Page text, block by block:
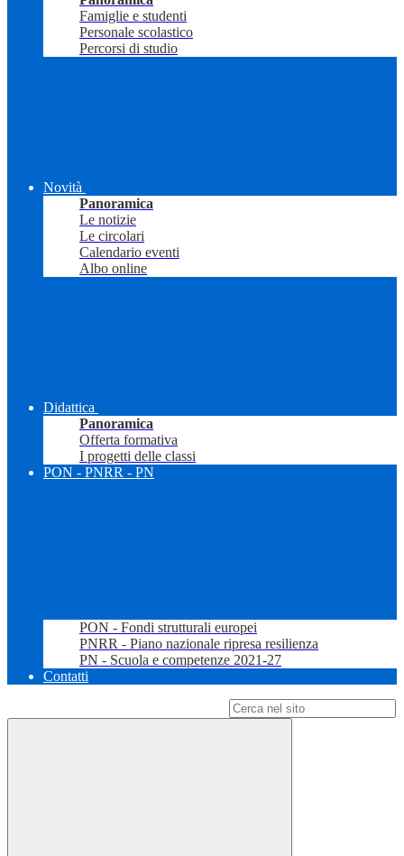
Famiglie e studenti
Personale scolastico
Percorsi di studio
Novità
Panoramica
Le notizie
Le circolari
Calendario eventi
Albo online
Didattica
Panoramica
Offerta formativa
I progetti delle classi
PON - PNRR - PN
PON - Fondi strutturali europei
PNRR - Piano nazionale ripresa resilienza
PN - Scuola e competenze 2021-27
Contatti